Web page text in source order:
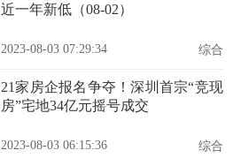
近一年新低（08-02）
2023-08-03 07:29:34 综合
21家房企报名争夺！深圳首宗“竞现
房”宅地34亿元摇号成交
2023-08-03 06:15:36 综合